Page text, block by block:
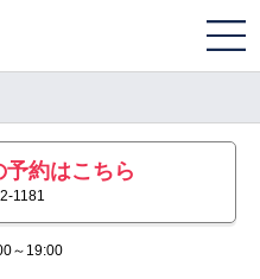
予約はこちら
1181
～19:00